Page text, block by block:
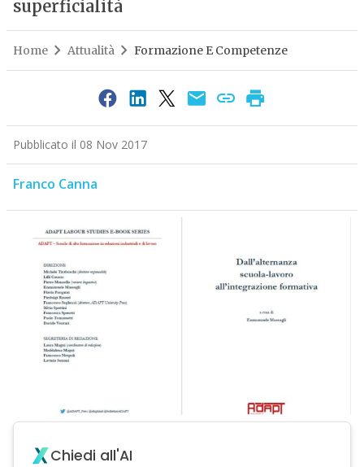
superficialità
Home Attualità Formazione E Competenze
Pubblicato il 08 Nov 2017
Franco Canna
Chiedi all'AI